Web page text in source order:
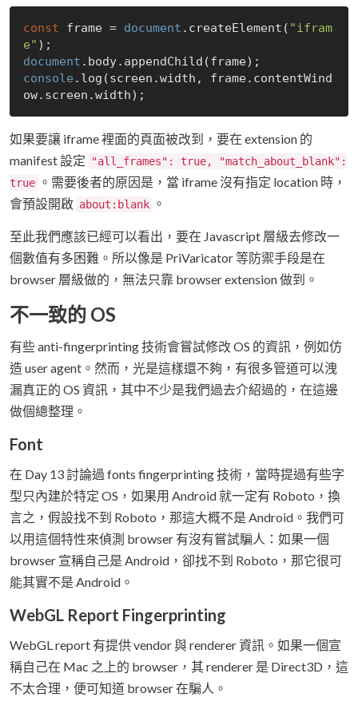
const frame = document .createElement( "ifram
e"
document
console .log(screen.width, frame.contentWind
如果要讓 iframe 裡面的頁面被改到，要在 extension 的
manifest 設定
"all_frames": true, "match_about_blank":
true 。需要後者的原因是，當 iframe 沒有指定 location 時，
會預設開啟 about:blank 。
至此我們應該已經可以看出，要在 Javascript 層級去修改一
個數值有多困難。所以像是 PriVaricator 等防禦手段是在
browser 層級做的，無法只靠 browser extension 做到。
不一致的 OS
有些 anti-fingerprinting 技術會嘗試修改 OS 的資訊，例如仿
造 user agent。然而，光是這樣還不夠，有很多管道可以洩
漏真正的 OS 資訊，其中不少是我們過去介紹過的，在這邊
做個總整理。
Font
在 Day 13 討論過 fonts fingerprinting 技術，當時提過有些字
型只內建於特定 OS，如果用 Android 就一定有 Roboto，換
言之，假設找不到 Roboto，那這大概不是 Android。我們可
以用這個特性來偵測 browser 有沒有嘗試騙人：如果一個
browser 宣稱自己是 Android，卻找不到 Roboto，那它很可
能其實不是 Android。
WebGL Report Fingerprinting
WebGL report 有提供 vendor 與 renderer 資訊。如果一個宣
稱自己在 Mac 之上的 browser，其 renderer 是 Direct3D，這
不太合理，便可知道 browser 在騙人。